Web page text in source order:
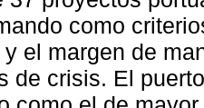
como
el margen de
de crisis. El